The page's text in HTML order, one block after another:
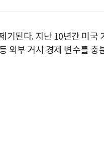
기된다. 지난 10년간 미국
외부 거시 경제 변수를 충